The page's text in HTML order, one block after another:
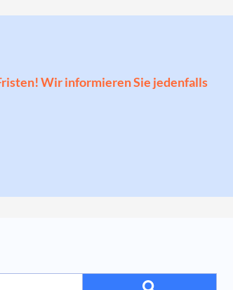
Wir informieren Sie jedenfalls